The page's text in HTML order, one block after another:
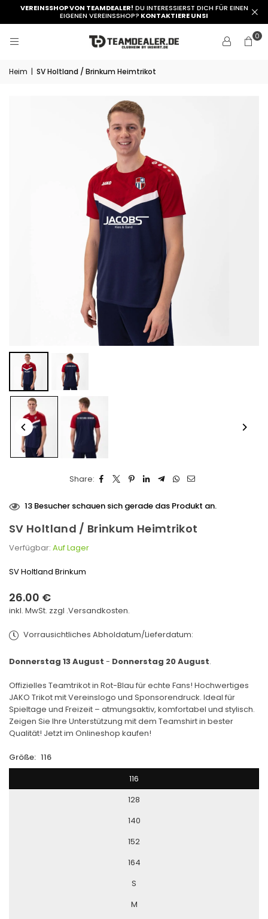
VEREINSSHOP VON TEAMDEALER! DU INTERESSIERST DICH FÜR EINEN
EIGENEN VEREINSSHOP? KONTAKTIERE UNSI
0
Heim | SV Holtland / Brinkum Heimtrikot
Share:
13 Besucher schauen sich gerade das Produkt an.
SV Holtland / Brinkum Heimtrikot
Verfügbar: Auf Lager
SV Holtland Brinkum
Normaler
Preis
26.00 €
inkl. MwSt. zzgl .Versandkosten.
Vorrausichtliches Abholdatum/Lieferdatum:
Donnerstag 13 August - Donnerstag 20 August.
Offizielles Teamtrikot in Rot-Blau für echte Fans! Hochwertiges
JAKO Trikot mit Vereinslogo und Sponsorendruck. Ideal für
Spieltage und Freizeit – atmungsaktiv, komfortabel und stylisch.
Zeigen Sie Ihre Unterstützung mit dem Teamshirt in bester
Qualität! Jetzt im Onlineshop kaufen!
Größe: 116
116
128
140
152
164
S
M